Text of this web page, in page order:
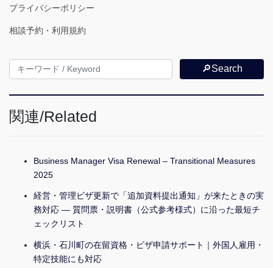
プライバシーポリシー
相談予約・利用規約
🔎Search
関連/Related
Business Manager Visa Renewal – Transitional Measures
2025
経営・管理ビザ更新で「追加資料提出通知」が来たときの実
務対応 ― 質問票・説明書（公式参考様式）に沿った最短チ
ェックリスト
横浜・石川町の在留資格・ビザ申請サポート｜外国人雇用・
特定技能にも対応